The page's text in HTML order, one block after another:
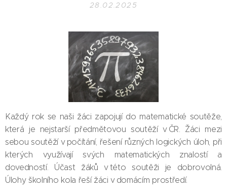
28.02.2025
Každý rok se naši žáci zapojují do matematické soutěže,
která je nejstarší předmětovou soutěží v ČR. Žáci mezi
sebou soutěží v počítání, řešení různých logických úloh, při
kterých využívají svých matematických znalostí a
dovedností. Účast žáků v této soutěži je dobrovolná.
Úlohy školního kola řeší žáci v domácím prostředí.